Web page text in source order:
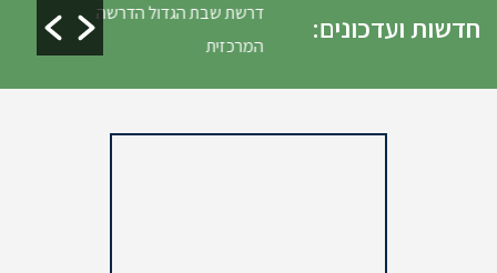
חדשות ועדכונים:
דרשת שבת הגדול הדרשה
המרכזית